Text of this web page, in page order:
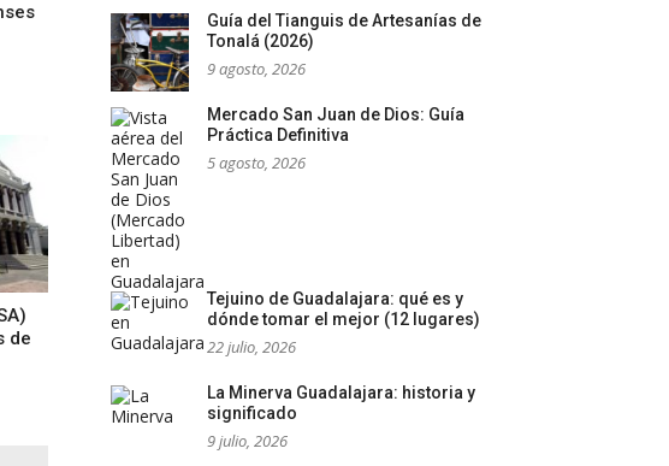
de
Guía del Tianguis de Artesanías de
Tonalá (2026)
9 agosto, 2026
Mercado San Juan de Dios: Guía
Práctica Definitiva
5 agosto, 2026
Tejuino de Guadalajara: qué es y
dónde tomar el mejor (12 lugares)
22 julio, 2026
La Minerva Guadalajara: historia y
significado
9 julio, 2026